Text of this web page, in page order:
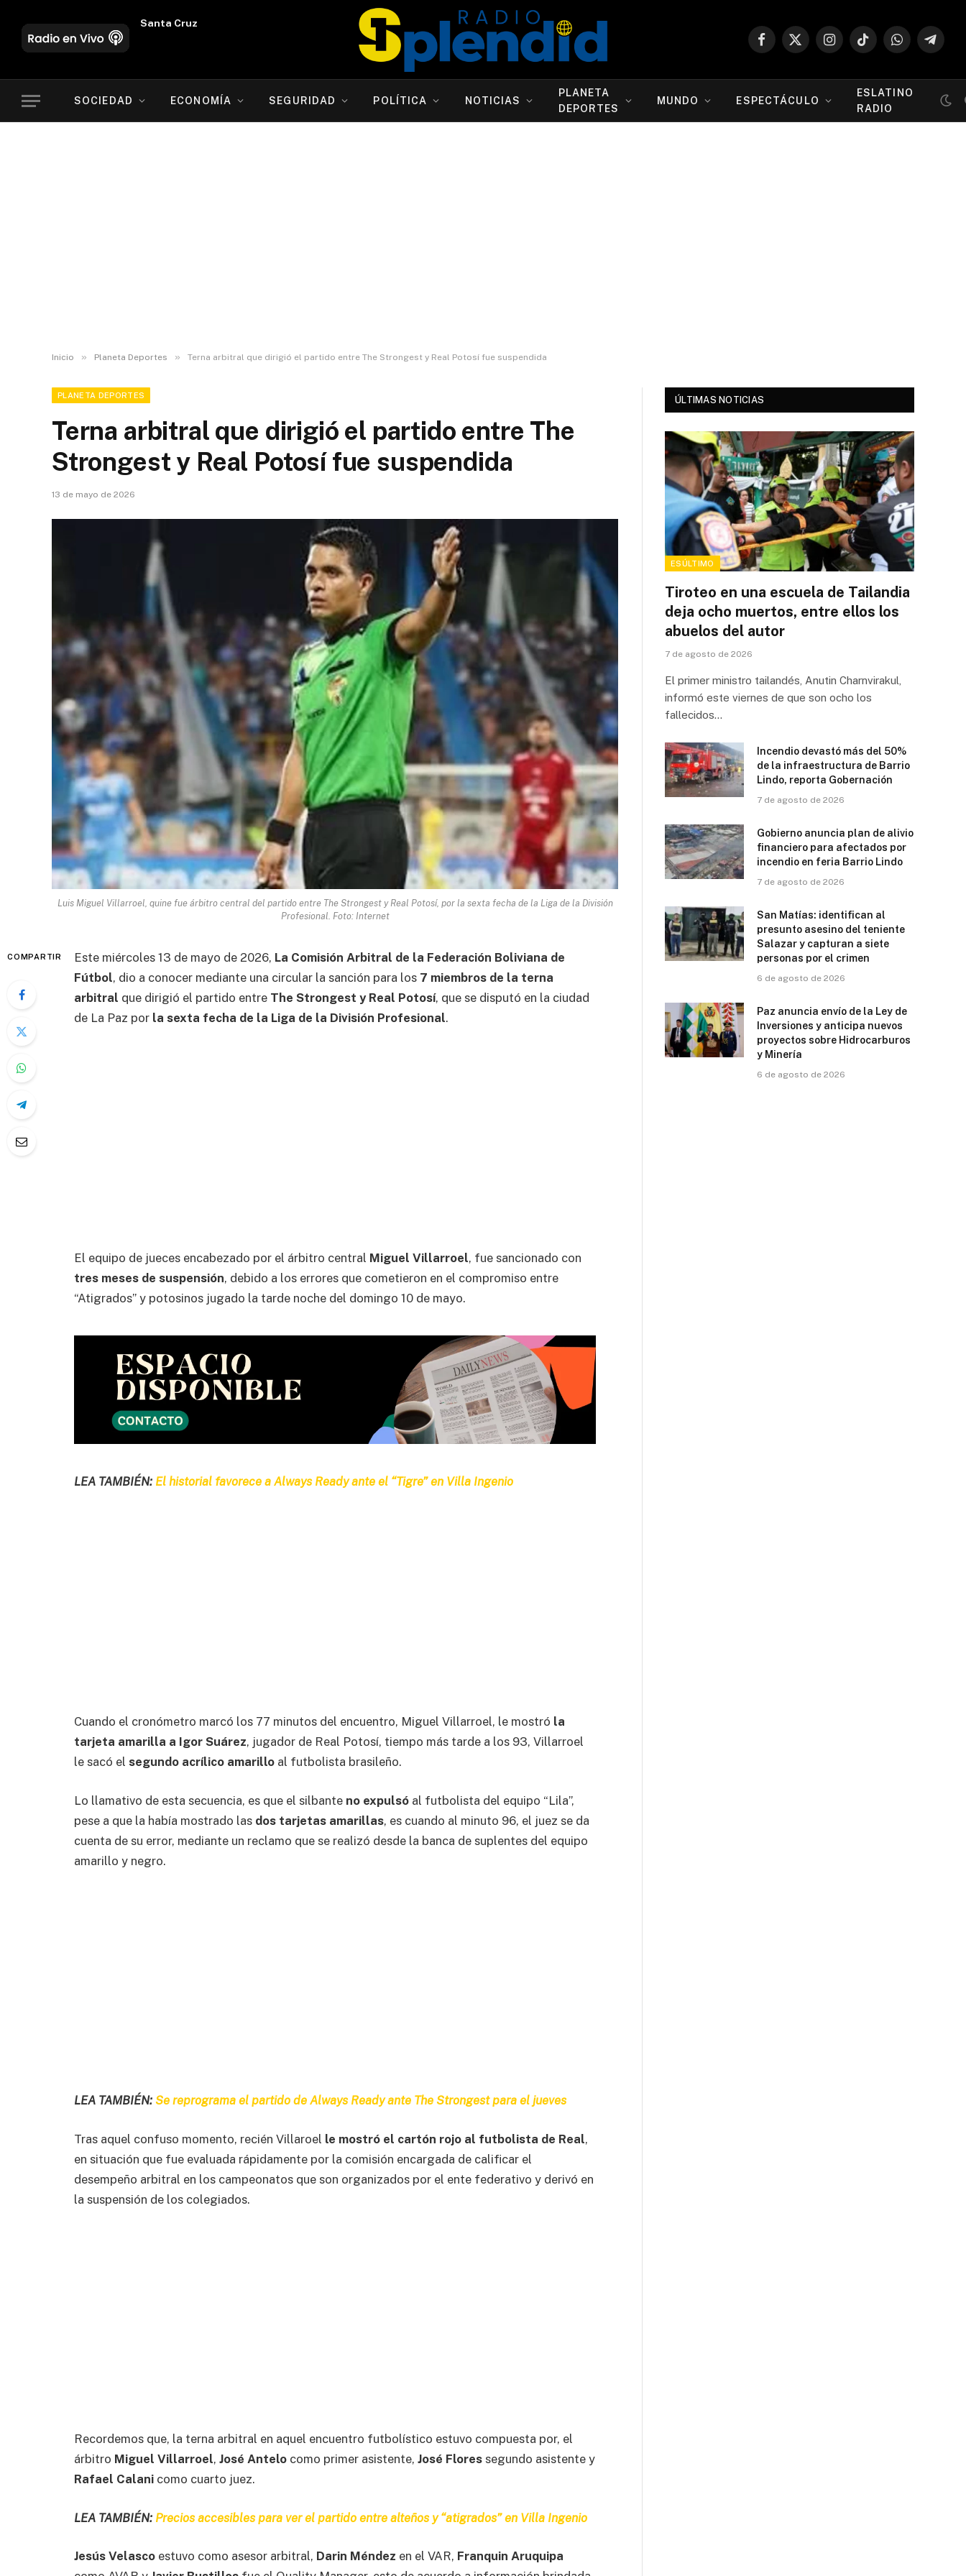
Oruro
Facebook
X
InstagramTikTokWhatsApp
SOCIEDAD ECONOMÍA SEGURIDAD POLÍTICA NOTICIAS
PLANETA
DEPORTES
MUNDO ESPECTÁCULO
ESLATINO
RADIO
Inicio » Planeta Deportes » Terna arbitral que dirigió el partido entre The Strongest y Real Potosí fue suspendida
PLANETA DEPORTES
Terna arbitral que dirigió el partido entre The
Strongest y Real Potosí fue suspendida
13 de mayo de 2026
Luis Miguel Villarroel, quine fue árbitro central del partido entre The Strongest y Real Potosí, por la sexta fecha de la Liga de la División
Profesional. Foto: Internet
COMPARTIR Este miércoles 13 de mayo de 2026, La Comisión Arbitral de la Federación Boliviana de
Fútbol, dio a conocer mediante una circular la sanción para los 7 miembros de la terna
arbitral que dirigió el partido entre The Strongest y Real Potosí, que se disputó en la ciudad
de La Paz por la sexta fecha de la Liga de la División Profesional.
El equipo de jueces encabezado por el árbitro central Miguel Villarroel, fue sancionado con
tres meses de suspensión, debido a los errores que cometieron en el compromiso entre
“Atigrados” y potosinos jugado la tarde noche del domingo 10 de mayo.
LEA TAMBIÉN: El historial favorece a Always Ready ante el “Tigre” en Villa Ingenio
Cuando el cronómetro marcó los 77 minutos del encuentro, Miguel Villarroel, le mostró la
tarjeta amarilla a Igor Suárez, jugador de Real Potosí, tiempo más tarde a los 93, Villarroel
le sacó el segundo acrílico amarillo al futbolista brasileño.
Lo llamativo de esta secuencia, es que el silbante no expulsó al futbolista del equipo “Lila”,
pese a que la había mostrado las dos tarjetas amarillas, es cuando al minuto 96, el juez se da
cuenta de su error, mediante un reclamo que se realizó desde la banca de suplentes del equipo
amarillo y negro.
LEA TAMBIÉN: Se reprograma el partido de Always Ready ante The Strongest para el jueves
Tras aquel confuso momento, recién Villaroel le mostró el cartón rojo al futbolista de Real,
en situación que fue evaluada rápidamente por la comisión encargada de calificar el
desempeño arbitral en los campeonatos que son organizados por el ente federativo y derivó en
la suspensión de los colegiados.
Recordemos que, la terna arbitral en aquel encuentro futbolístico estuvo compuesta por, el
árbitro Miguel Villarroel, José Antelo como primer asistente, José Flores segundo asistente y
Rafael Calani como cuarto juez.
LEA TAMBIÉN: Precios accesibles para ver el partido entre alteños y “atigrados” en Villa Ingenio
Jesús Velasco estuvo como asesor arbitral, Darin Méndez en el VAR, Franquin Aruquipa
ÚLTIMAS NOTICIAS
ESÚLTIMO
Tiroteo en una escuela de Tailandia
deja ocho muertos, entre ellos los
abuelos del autor
7 de agosto de 2026
El primer ministro tailandés, Anutin Charnvirakul,
informó este viernes de que son ocho los
fallecidos…
Incendio devastó más del 50%
de la infraestructura de Barrio
Lindo, reporta Gobernación
7 de agosto de 2026
Gobierno anuncia plan de alivio
financiero para afectados por
incendio en feria Barrio Lindo
7 de agosto de 2026
San Matías: identifican al
presunto asesino del teniente
Salazar y capturan a siete
personas por el crimen
6 de agosto de 2026
Paz anuncia envío de la Ley de
Inversiones y anticipa nuevos
proyectos sobre Hidrocarburos
y Minería
6 de agosto de 2026